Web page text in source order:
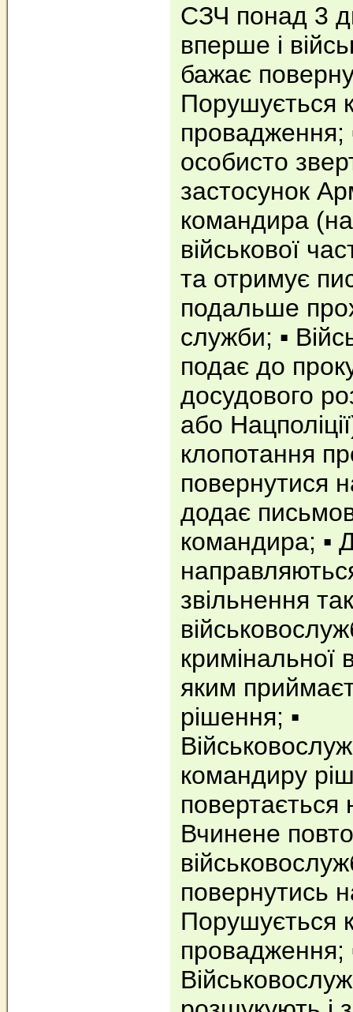
СЗЧ понад 3
вперше і
бажає
Порушується
провадження;
особисто
застосунок
командира
військової
та отримує
подальше
служби; ▪️
подає до
досудового
або
клопотання
повернутися
додає
командира; ▪️
звільнення
кримінальної
яким
рішення; ▪️
командиру
повертається
Вчинене
повернутись
Порушується
провадження;